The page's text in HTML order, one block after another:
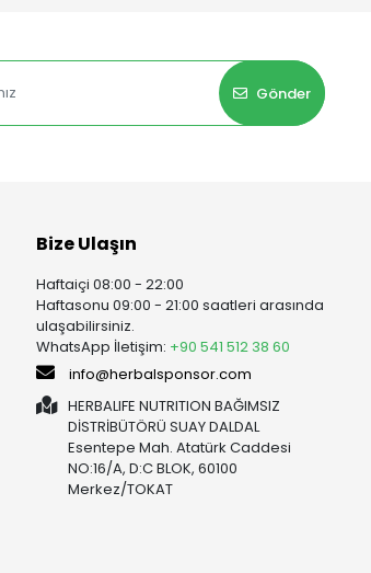
Gönder
Bize Ulaşın
Haftaiçi 08:00 - 22:00
Haftasonu 09:00 - 21:00 saatleri arasında
ulaşabilirsiniz.
WhatsApp İletişim: +90 541 512 38 60
info@herbalsponsor.com
HERBALIFE NUTRITION BAĞIMSIZ
DİSTRİBÜTÖRÜ SUAY DALDAL
Esentepe Mah. Atatürk Caddesi
NO:16/A, D:C BLOK, 60100
Merkez/TOKAT